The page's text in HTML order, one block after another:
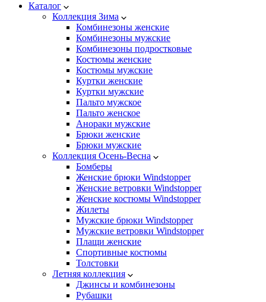
Каталог
Коллекция Зима
Комбинезоны женские
Комбинезоны мужские
Комбинезоны подростковые
Костюмы женские
Костюмы мужские
Куртки женские
Куртки мужские
Пальто мужское
Пальто женское
Анораки мужские
Брюки женские
Брюки мужские
Коллекция Осень-Весна
Бомберы
Женские брюки Windstopper
Женские ветровки Windstopper
Женские костюмы Windstopper
Жилеты
Мужские брюки Windstopper
Мужские ветровки Windstopper
Плащи женские
Спортивные костюмы
Толстовки
Летняя коллекция
Джинсы и комбинезоны
Рубашки